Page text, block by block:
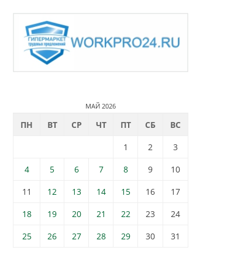
МАЙ 2026
ПН ВТ СР ЧТ ПТ СБ
ВС
1
2
3
4
5 6 7 8 9
10
11
12 13 14 15 16
17
18
19 20 21 22 23
24
25
26 27 28 29 30 31